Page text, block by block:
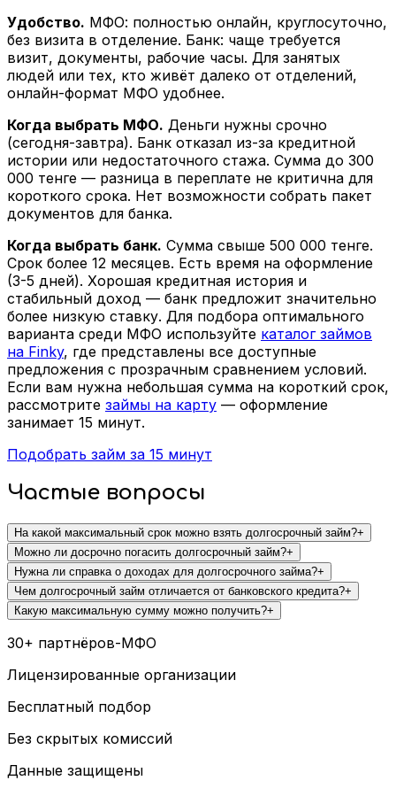
Удобство. МФО: полностью онлайн, круглосуточно,
без визита в отделение. Банк: чаще требуется
визит, документы, рабочие часы. Для занятых
людей или тех, кто живёт далеко от отделений,
онлайн-формат МФО удобнее.
Когда выбрать МФО. Деньги нужны срочно
(сегодня-завтра). Банк отказал из-за кредитной
истории или недостаточного стажа. Сумма до 300
000 тенге — разница в переплате не критична для
короткого срока. Нет возможности собрать пакет
документов для банка.
Когда выбрать банк. Сумма свыше 500 000 тенге.
Срок более 12 месяцев. Есть время на оформление
(3-5 дней). Хорошая кредитная история и
стабильный доход — банк предложит значительно
более низкую ставку. Для подбора оптимального
варианта среди МФО используйте каталог займов
на Finky, где представлены все доступные
предложения с прозрачным сравнением условий.
Если вам нужна небольшая сумма на короткий срок,
рассмотрите займы на карту — оформление
занимает 15 минут.
Подобрать займ за 15 минут
Частые вопросы
На какой максимальный срок можно взять долгосрочный займ?+
Можно ли досрочно погасить долгосрочный займ?+
Нужна ли справка о доходах для долгосрочного займа?+
Чем долгосрочный займ отличается от банковского кредита?+
Какую максимальную сумму можно получить?+
30+ партнёров-МФО
Лицензированные организации
Бесплатный подбор
Без скрытых комиссий
Данные защищены